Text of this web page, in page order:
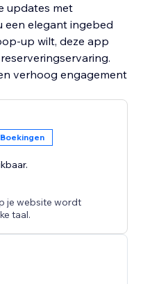
updates met
een elegant ingebed
up wilt, deze app
verhoog engagement
Boekingen
je website wordt
taal.